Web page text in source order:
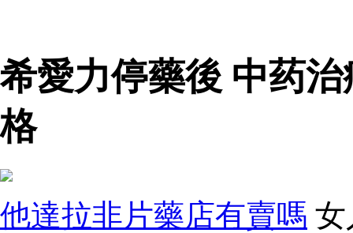
希愛力停藥後 中药
格
他達拉非片藥店有賣嗎 女